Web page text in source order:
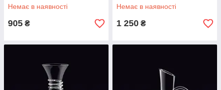
Немає в наявності
905 ₴
Немає в наявності
1 250 ₴